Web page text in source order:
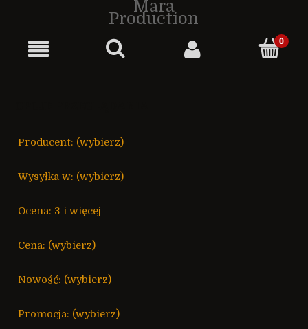
Mara
Production
Producent: (wybierz)
Wysyłka w: (wybierz)
Ocena: 3 i więcej
Cena: (wybierz)
Nowość: (wybierz)
Promocja: (wybierz)